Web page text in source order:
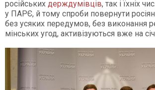
російських держдумівців, так і їхніх
у ПАРЄ, й тому спроби повернути
без усяких передумов, без виконання
мінських угод, активізуються вже на